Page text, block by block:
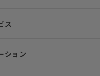
ス
ション